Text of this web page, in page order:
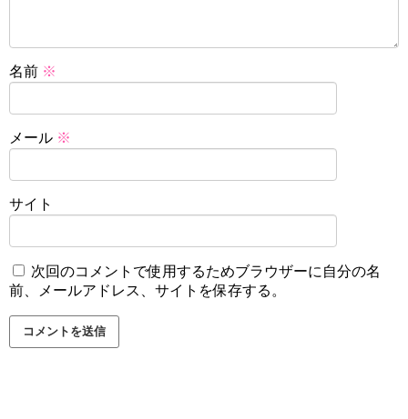
名前 ※
メール ※
サイト
次回のコメントで使用するためブラウザーに自分の名
前、メールアドレス、サイトを保存する。